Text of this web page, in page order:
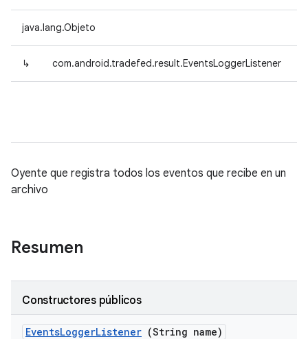
java.lang.Objeto
↳ com.android.tradefed.result.EventsLoggerListener
Oyente que registra todos los eventos que recibe en un
archivo
Resumen
Constructores públicos
EventsLoggerListener (String name)